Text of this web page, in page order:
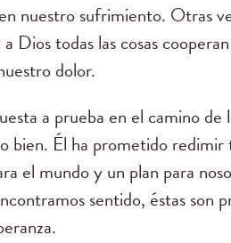
nuestro sufrimiento. Otras
Dios todas las cosas
dolor.
a prueba en el camino
bien. Él ha prometido
el mundo y un plan para
sentido, éstas son